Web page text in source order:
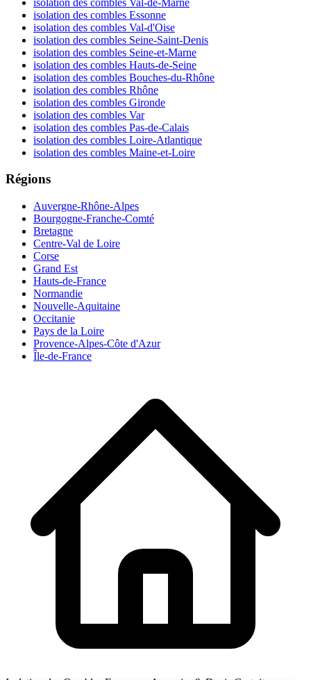
isolation des combles Essonne
isolation des combles Val-d'Oise
isolation des combles Seine-Saint-Denis
isolation des combles Seine-et-Marne
isolation des combles Hauts-de-Seine
isolation des combles Bouches-du-Rhône
isolation des combles Rhône
isolation des combles Gironde
isolation des combles Var
isolation des combles Pas-de-Calais
isolation des combles Loire-Atlantique
isolation des combles Maine-et-Loire
Régions
Auvergne-Rhône-Alpes
Bourgogne-Franche-Comté
Bretagne
Centre-Val de Loire
Corse
Grand Est
Hauts-de-France
Normandie
Nouvelle-Aquitaine
Occitanie
Pays de la Loire
Provence-Alpes-Côte d'Azur
Île-de-France